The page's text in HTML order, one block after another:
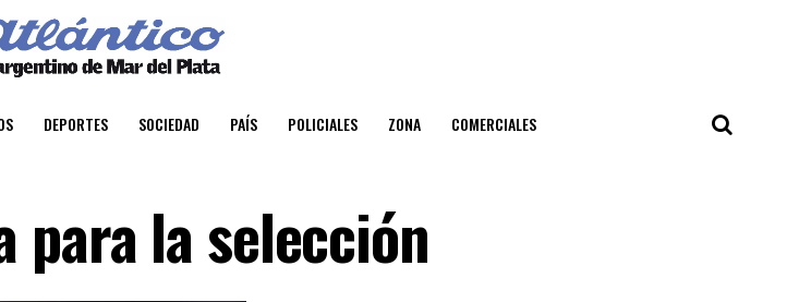
DEPORTES SOCIEDAD PAÍS POLICIALES ZONA COMERCIALES
para la selección